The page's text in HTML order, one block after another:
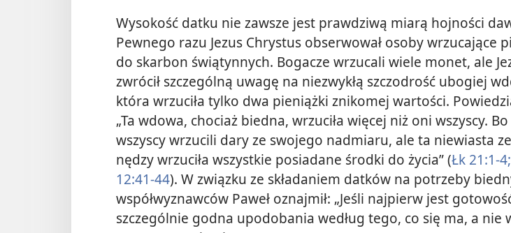
Wysokość datku nie zawsze jest prawdziwą miarą hojności
Pewnego razu Jezus Chrystus obserwował osoby wrzucające
do skarbon świątynnych. Bogacze wrzucali wiele monet, ale
zwrócił szczególną uwagę na niezwykłą szczodrość ubogiej
która wrzuciła tylko dwa pieniążki znikomej wartości.
„Ta wdowa, chociaż biedna, wrzuciła więcej niż oni wszyscy. Bo
wszyscy wrzucili dary ze swojego nadmiaru, ale ta niewiasta
nędzy wrzuciła wszystkie posiadane środki do życia” (Łk 21:1-4;
12:41-44). W związku ze składaniem datków na potrzeby
współwyznawców Paweł oznajmił: „Jeśli najpierw jest
szczególnie godna upodobania według tego, co się ma, a nie